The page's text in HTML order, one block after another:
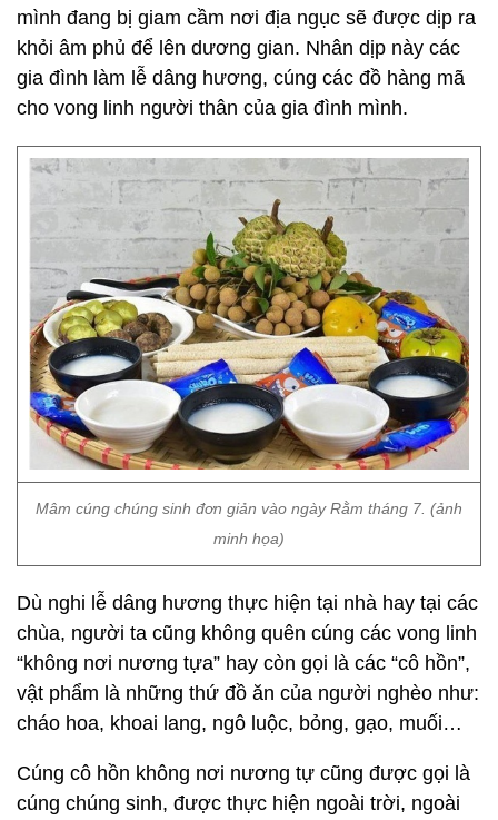
mình đang bị giam cầm nơi địa ngục sẽ được dịp ra
khỏi âm phủ để lên dương gian. Nhân dịp này các
gia đình làm lễ dâng hương, cúng các đồ hàng mã
cho vong linh người thân của gia đình mình.
Mâm cúng chúng sinh đơn giản vào ngày Rằm tháng 7. (ảnh
minh họa)
Dù nghi lễ dâng hương thực hiện tại nhà hay tại các
chùa, người ta cũng không quên cúng các vong linh
“không nơi nương tựa” hay còn gọi là các “cô hồn”,
vật phẩm là những thứ đồ ăn của người nghèo như:
cháo hoa, khoai lang, ngô luộc, bỏng, gạo, muối…
Cúng cô hồn không nơi nương tự cũng được gọi là
cúng chúng sinh, được thực hiện ngoài trời, ngoài